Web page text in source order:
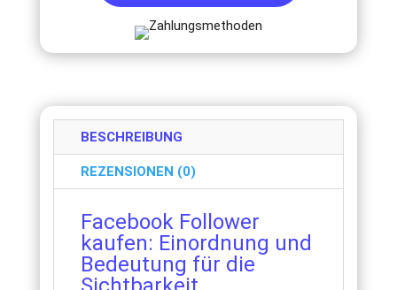
BESCHREIBUNG
REZENSIONEN (0)
Facebook Follower
kaufen: Einordnung und
Bedeutung für die